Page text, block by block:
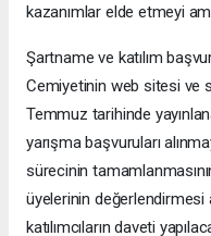
kazanımlar elde etmeyi
Şartname ve katılım
Cemiyetinin web sitesi ve
Temmuz tarihinde
yarışma başvuruları
sürecinin
üyelerinin değerlendirmesi
katılımcıların daveti